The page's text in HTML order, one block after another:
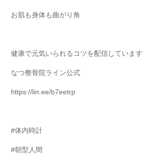
お肌も身体も曲がり角
健康で元気いられるコツを配信しています
なつ整骨院ライン公式
https://lin.ee/b7eetrp
#体内時計
#朝型人間